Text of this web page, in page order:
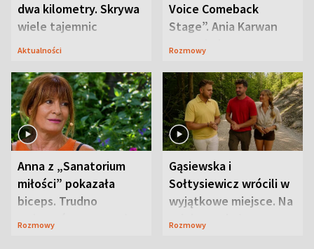
dwa kilometry. Skrywa
wiele tajemnic
Aktualności
Voice Comeback
Stage”. Ania Karwan
zapowiada
Rozmowy
Anna z „Sanatorium
miłości” pokazała
biceps. Trudno
uwierzyć, co przeszła
Rozmowy
Gąsiewska i
Sołtysiewicz wrócili w
wyjątkowe miejsce. Na
szlaku czekał
Rozmowy